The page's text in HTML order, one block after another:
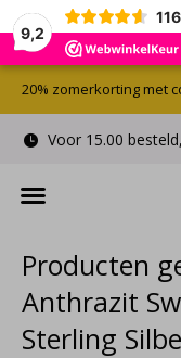
9,2
Voor 15.00 besteld,
20% zomerkorting met
Producten
Anthrazit
Sterling